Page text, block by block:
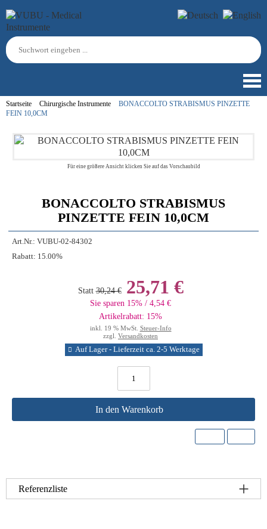
Startseite Chirurgische Instrumente
BONACCOLTO STRABISMUS PINZETTE
FEIN 10,0CM
Für eine größere Ansicht klicken Sie auf das Vorschaubild
BONACCOLTO STRABISMUS
PINZETTE FEIN 10,0CM
Art.Nr.: VUBU-02-84302
Rabatt: 15.00%
Statt 30,24 €25,71 €
Sie sparen 15% / 4,54 €
Artikelrabatt: 15%
inkl. 19 % MwSt. Steuer-Info
zzgl. Versandkosten
Auf Lager - Lieferzeit ca. 2-5 Werktage
In den Warenkorb
Referenzliste